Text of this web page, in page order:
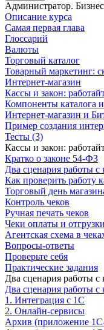
Администратор. Бизнес
Описание курса
Самая первая глава
Глоссарий
Валюты
Торговый каталог
Товарный маркетинг:
Интернет-магазин
Кассы и закон:
Компоненты каталога
Интернет-магазин и
Пример создания
Тесты (3)
Кассы и закон:
Кратко о законе 54-ФЗ
Два сценария работы с
Как проверить работу
Торговый день
Контроль чеков
Ручная печать чеков
Чеки оплаты и отгрузки
Агентская схема в
Вопросы-ответы
Проверьте себя
Практические задания
Два сценария работы с
Два сценария работы с
1. Интеграция с 1С
2. Онлайн-сервисы
Архив (приложение